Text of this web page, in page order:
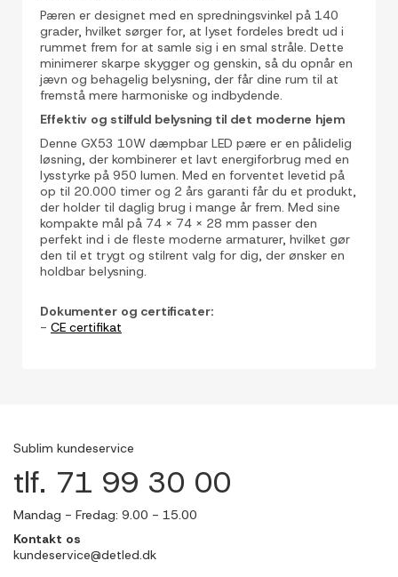
Pæren er designet med en spredningsvinkel på 140
grader, hvilket sørger for, at lyset fordeles bredt ud i
rummet frem for at samle sig i en smal stråle. Dette
minimerer skarpe skygger og genskin, så du opnår en
jævn og behagelig belysning, der får dine rum til at
fremstå mere harmoniske og indbydende.
Effektiv og stilfuld belysning til det moderne hjem
Denne GX53 10W dæmpbar LED pære er en pålidelig
løsning, der kombinerer et lavt energiforbrug med en
lysstyrke på 950 lumen. Med en forventet levetid på
op til 20.000 timer og 2 års garanti får du et produkt,
der holder til daglig brug i mange år frem. Med sine
kompakte mål på 74 x 74 x 28 mm passer den
perfekt ind i de fleste moderne armaturer, hvilket gør
den til et trygt og stilrent valg for dig, der ønsker en
holdbar belysning.
Dokumenter og certificater:
- CE certifikat
Sublim kundeservice
tlf. 71 99 30 00
Mandag - Fredag: 9.00 - 15.00
Kontakt os
kundeservice@detled.dk